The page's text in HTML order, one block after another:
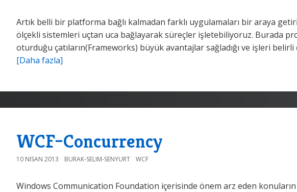
Artık belli bir platforma bağlı kalmadan farklı uygulamaları bir araya
ölçekli sistemleri uçtan uca bağlayarak süreçler işletebiliyoruz. Burada
oturduğu çatıların(Frameworks) büyük avantajlar sağladığı ve işleri belirli
[Daha fazla]
WCF–Concurrency
10 NISAN 2013 BURAK-SELIM-SENYURT WCF
Windows Communication Foundation içerisinde önem arz eden